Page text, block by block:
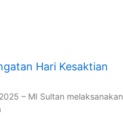
Hari Kesaktian
– MI Sultan melaksanakan